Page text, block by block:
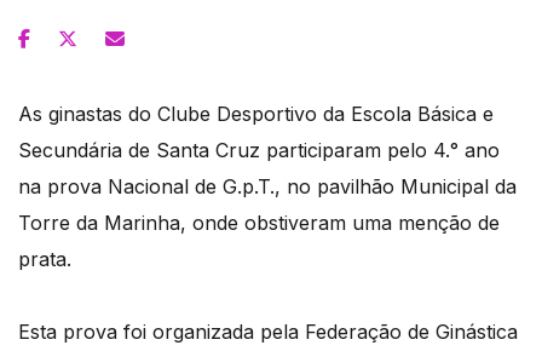
As ginastas do Clube Desportivo da Escola Básica e
Secundária de Santa Cruz participaram pelo 4.° ano
na prova Nacional de G.p.T., no pavilhão Municipal da
Torre da Marinha, onde obstiveram uma menção de
prata.
Esta prova foi organizada pela Federação de Ginástica